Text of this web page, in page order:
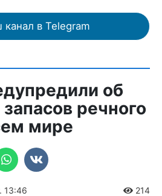
канал в Telegram
об
речного
мире
13:46 214